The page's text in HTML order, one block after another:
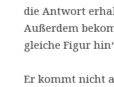
die Antwort
Außerdem
gleiche Figur
Er kommt nicht